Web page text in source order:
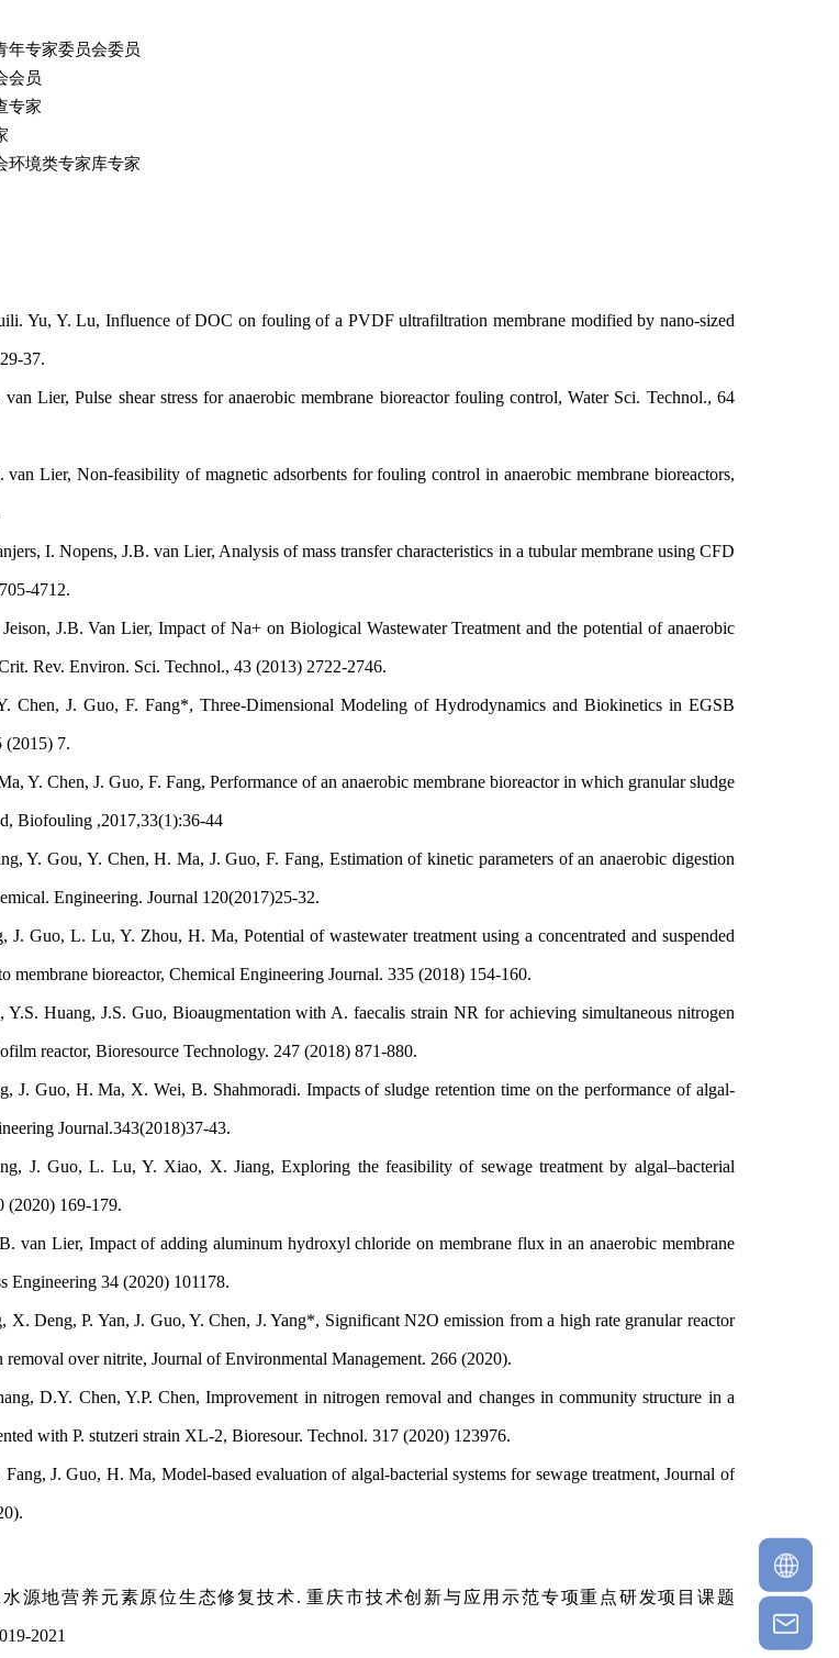
年专家委员会委员
会员
专家
环境类专家库专家
Y. Lu, Influence of DOC on fouling of a PVDF ultrafiltration membrane modified by nano-sized
37.
Lier, Pulse shear stress for anaerobic membrane bioreactor fouling control, Water Sci. Technol., 64
Lier, Non-feasibility of magnetic adsorbents for fouling control in anaerobic membrane bioreactors,
I. Nopens, J.B. van Lier, Analysis of mass transfer characteristics in a tubular membrane using CFD
4712.
J.B. Van Lier, Impact of Na+ on Biological Wastewater Treatment and the potential of anaerobic
Rev. Environ. Sci. Technol., 43 (2013) 2722-2746.
J. Guo, F. Fang*, Three-Dimensional Modeling of Hydrodynamics and Biokinetics in EGSB
(2015) 7.
Chen, J. Guo, F. Fang, Performance of an anaerobic membrane bioreactor in which granular sludge
Biofouling ,2017,33(1):36-44
Gou, Y. Chen, H. Ma, J. Guo, F. Fang, Estimation of kinetic parameters of an anaerobic digestion
Engineering. Journal 120(2017)25-32.
L. Lu, Y. Zhou, H. Ma, Potential of wastewater treatment using a concentrated and suspended
membrane bioreactor, Chemical Engineering Journal. 335 (2018) 154-160.
Huang, J.S. Guo, Bioaugmentation with A. faecalis strain NR for achieving simultaneous nitrogen
reactor, Bioresource Technology. 247 (2018) 871-880.
Guo, H. Ma, X. Wei, B. Shahmoradi. Impacts of sludge retention time on the performance of algal-
Journal.343(2018)37-43.
Guo, L. Lu, Y. Xiao, X. Jiang, Exploring the feasibility of sewage treatment by algal–bacterial
(2020) 169-179.
Lier, Impact of adding aluminum hydroxyl chloride on membrane flux in an anaerobic membrane
Engineering 34 (2020) 101178.
P. Yan, J. Guo, Y. Chen, J. Yang*, Significant N2O emission from a high rate granular reactor
over nitrite, Journal of Environmental Management. 266 (2020).
D.Y. Chen, Y.P. Chen, Improvement in nitrogen removal and changes in community structure in a
with P. stutzeri strain XL-2, Bioresour. Technol. 317 (2020) 123976.
J. Guo, H. Ma, Model-based evaluation of algal-bacterial systems for sewage treatment, Journal of
地营养元素原位生态修复技术. 重庆市技术创新与应用示范专项重点研发项目课题
2021